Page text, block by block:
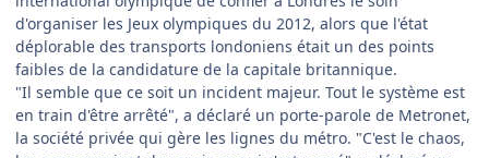
d'organiser les Jeux olympiques du 2012, alors que l'état
déplorable des transports londoniens était un des points
faibles de la candidature de la capitale britannique.
"Il semble que ce soit un incident majeur. Tout le système est
en train d'être arrêté", a déclaré un porte-parole de Metronet,
la société privée qui gère les lignes du métro. "C'est le chaos,